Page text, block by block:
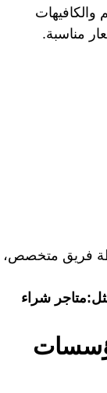
مناسبة.
فريق متخصص،
متاجر شراء